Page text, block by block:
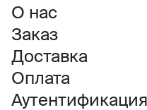
О нас
Заказ
Доставка
Оплата
Аутентификация